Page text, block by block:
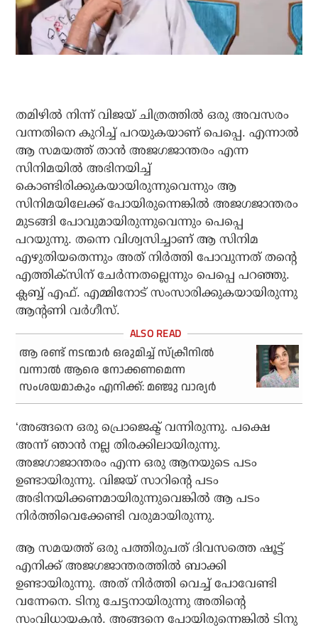
തമിഴിൽ നിന്ന് വിജയ് ചിത്രത്തിൽ ഒരു അവസരം
വന്നതിനെ കുറിച്ച് പറയുകയാണ് പെപ്പെ. എന്നാൽ
ആ സമയത്ത് താൻ അജഗജാന്തരം എന്ന
സിനിമയിൽ അഭിനയിച്ച്
കൊണ്ടിരിക്കുകയായിരുന്നുവെന്നും ആ
സിനിമയിലേക്ക് പോയിരുന്നെങ്കിൽ അജഗജാന്തരം
മുടങ്ങി പോവുമായിരുന്നുവെന്നും പെപ്പെ
പറയുന്നു. തന്നെ വിശ്വസിച്ചാണ് ആ സിനിമ
എഴുതിയതെന്നും അത് നിർത്തി പോവുന്നത് തന്റെ
എത്തിക്സിന് ചേർന്നതല്ലെന്നും പെപ്പെ പറഞ്ഞു.
ക്ലബ്ബ് എഫ്. എമ്മിനോട് സംസാരിക്കുകയായിരുന്നു
ആന്റണി വർഗീസ്.
ആ രണ്ട് നടന്മാര്‍ ഒരുമിച്ച് സ്‌ക്രീനില്‍
വന്നാല്‍ ആരെ നോക്കണമെന്ന
സംശയമാകും എനിക്ക്: മഞ്ജു വാര്യര്‍
‘അങ്ങനെ ഒരു പ്രൊജെക്ട് വന്നിരുന്നു. പക്ഷെ
അന്ന് ഞാൻ നല്ല തിരക്കിലായിരുന്നു.
അജഗാജാന്തരം എന്ന ഒരു ആനയുടെ പടം
ഉണ്ടായിരുന്നു. വിജയ് സാറിന്റെ പടം
അഭിനയിക്കണമായിരുന്നുവെങ്കിൽ ആ പടം
നിർത്തിവെക്കേണ്ടി വരുമായിരുന്നു.
ആ സമയത്ത് ഒരു പത്തിരുപത് ദിവസത്തെ ഷൂട്ട്‌
എനിക്ക് അജഗജാന്തരത്തിൽ ബാക്കി
ഉണ്ടായിരുന്നു. അത് നിർത്തി വെച്ച് പോവേണ്ടി
വന്നേനെ. ടിനു ചേട്ടനായിരുന്നു അതിന്റെ
സംവിധായകൻ. അങ്ങനെ പോയിരുന്നെങ്കിൽ ടിനു